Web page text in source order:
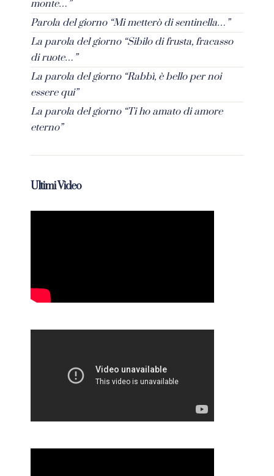
monte…”
Parola del giorno “Mi metterò di sentinella…”
La parola del giorno “Sibilo di frusta, fracasso
di ruote…”
La parola del giorno “Rabbì, è bello per noi
essere qui”
La parola del giorno “Ti ho amato di amore
eterno”
Ultimi Video